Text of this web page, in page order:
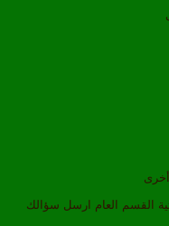
القسم العام ارسل سؤالك